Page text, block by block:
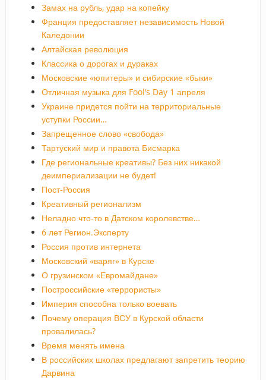
Замах на рубль, удар на копейку
Франция предоставляет независимость Новой
Каледонии
Алтайская революция
Классика о дорогах и дураках
Московские «юпитеры» и сибирские «быки»
Отличная музыка для Fool’s Day 1 апреля
Украине придется пойти на территориальные
уступки России…
Запрещенное слово «свобода»
Тартуский мир и правота Бисмарка
Где региональные креативы? Без них никакой
деимпериализации не будет!
Пост-Россия
Креативный регионализм
Неладно что-то в Датском королевстве…
6 лет Регион.Эксперту
Россия против интернета
Московский «варяг» в Курске
О грузинском «Евромайдане»
Построссийские «террористы»
Империя способна только воевать
Почему операция ВСУ в Курской области
провалилась?
Время менять имена
В российских школах предлагают запретить теорию
Дарвина